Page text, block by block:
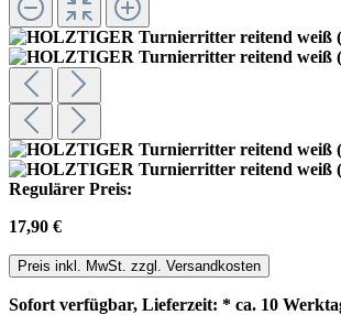
Regulärer Preis:
17,90 €
Preis inkl. MwSt. zzgl. Versandkosten
Sofort verfügbar, Lieferzeit: * ca. 10